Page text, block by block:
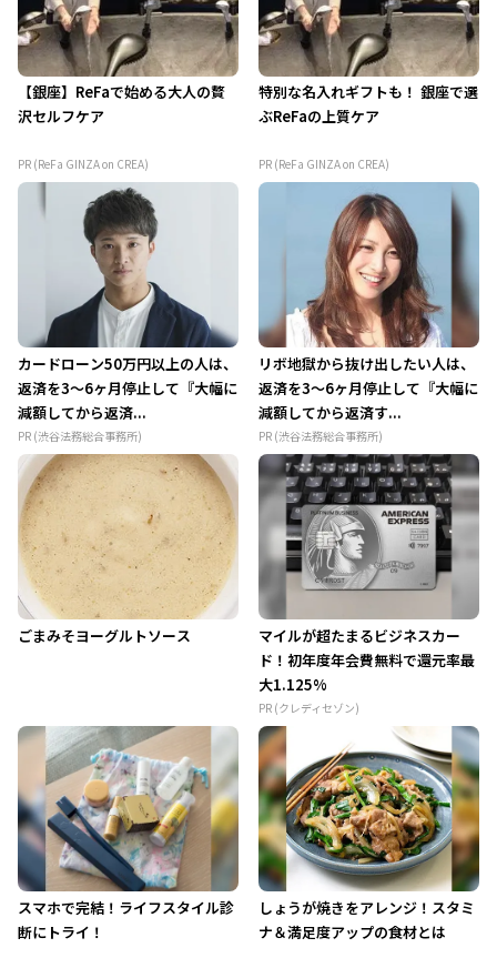
【銀座】ReFaで始める大人の贅
沢セルフケア
PR (ReFa GINZA on CREA)
特別な名入れギフトも！ 銀座で選
ぶReFaの上質ケア
PR (ReFa GINZA on CREA)
カードローン50万円以上の人は、
返済を3～6ヶ月停止して『大幅に
減額してから返済...
PR (渋谷法務総合事務所)
リボ地獄から抜け出したい人は、
返済を3～6ヶ月停止して『大幅に
減額してから返済す...
PR (渋谷法務総合事務所)
ごまみそヨーグルトソース
マイルが超たまるビジネスカー
ド！初年度年会費無料で還元率最
大1.125%
PR (クレディセゾン)
スマホで完結！ライフスタイル診
断にトライ！
しょうが焼きをアレンジ！スタミ
ナ＆満足度アップの食材とは